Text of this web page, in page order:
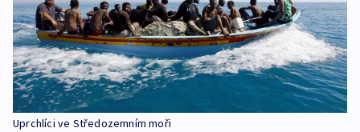
Uprchlíci ve Středozemním moři